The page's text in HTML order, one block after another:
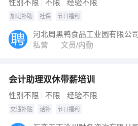
性别不限 不限 经验不限
加班补助 社保 节日福利
河北周黑鸭食品工业园有限公司
私营
文员/内勤
会计助理双休带薪培训
性别不限 不限 经验不限
交通补贴 话补 节日福利